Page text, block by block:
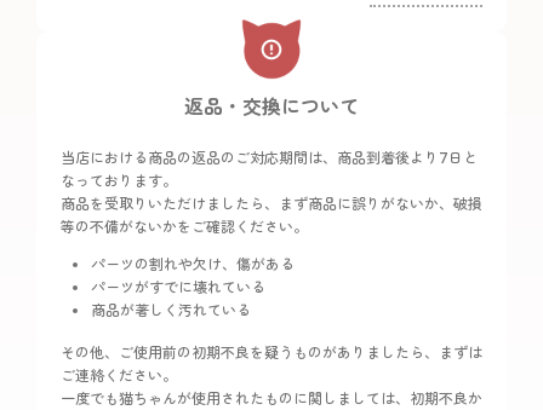
返品・交換について
当店における商品の返品のご対応期間は、商品到着後より7日と
なっております。
商品を受取りいただけましたら、まず商品に誤りがないか、破損
等の不備がないかをご確認ください。
パーツの割れや欠け、傷がある
パーツがすでに壊れている
商品が著しく汚れている
その他、ご使用前の初期不良を疑うものがありましたら、まずは
ご連絡ください。
一度でも猫ちゃんが使用されたものに関しましては、初期不良か